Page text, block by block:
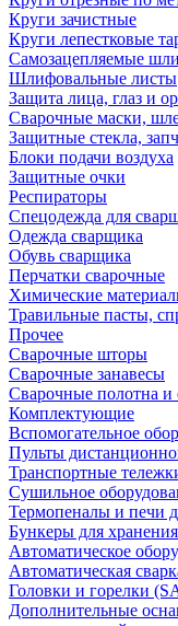
Круги зачистные
Круги лепестковые
Самозацепляемые
Шлифовальные листы
Защита лица, глаз и
Сварочные маски,
Защитные стекла,
Блоки подачи воздуха
Защитные очки
Респираторы
Спецодежда для
Одежда сварщика
Обувь сварщика
Перчатки сварочные
Химические
Травильные пасты,
Прочее
Сварочные шторы
Сварочные занавесы
Сварочные полотна и
Комплектующие
Вспомогательное
Пульты
Транспортные
Сушильное
Термопеналы и печи
Бункеры для
Автоматическое
Автоматическая
Головки и горелки
Дополнительные